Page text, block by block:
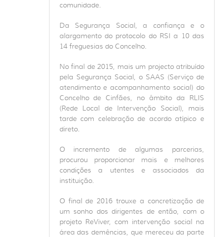
comunidade.
Da Segurança Social, a confiança e o
alargamento do protocolo do RSI a 10 das
14 freguesias do Concelho.
No final de 2015, mais um projecto atribuído
pela Segurança Social, o SAAS (Serviço de
atendimento e acompanhamento social) do
Concelho de Cinfães, no âmbito da RLIS
(Rede Local de Intervenção Social), mais
tarde com celebração de acordo atípico e
direto.
O incremento de algumas parcerias,
procurou proporcionar mais e melhores
condições a utentes e associados da
instituição.
O final de 2016 trouxe a concretização de
um sonho dos dirigentes de então, com o
projeto ReViver, com intervenção social na
área das demências, que mereceu da parte